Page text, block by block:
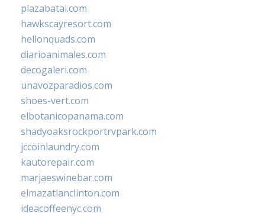
plazabatai.com
hawkscayresort.com
hellonquads.com
diarioanimales.com
decogaleri.com
unavozparadios.com
shoes-vert.com
elbotanicopanama.com
shadyoaksrockportrvpark.com
jccoinlaundry.com
kautorepair.com
marjaeswinebar.com
elmazatlanclinton.com
ideacoffeenyc.com